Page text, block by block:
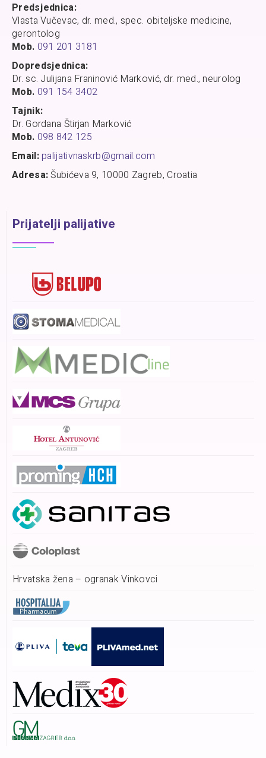
Predsjednica:
Vlasta Vučevac, dr. med., spec. obiteljske medicine,
gerontolog
Mob. 091 201 3181
Dopredsjednica:
Dr. sc. Julijana Franinović Marković, dr. med., neurolog
Mob. 091 154 3402
Tajnik:
Dr. Gordana Štirjan Marković
Mob. 098 842 125
Email:palijativnaskrb@gmail.com
Adresa:Šubićeva 9, 10000 Zagreb, Croatia
Prijatelji palijative
Hrvatska žena – ogranak Vinkovci